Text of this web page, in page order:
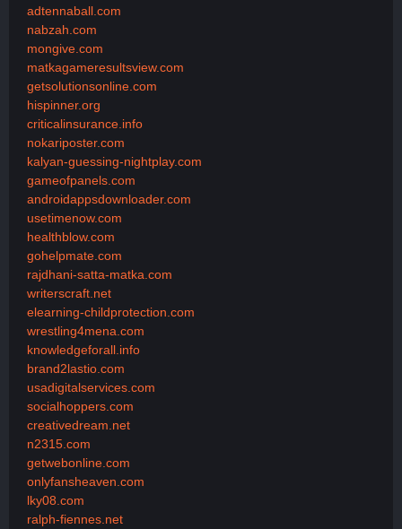
adtennaball.com
nabzah.com
mongive.com
matkagameresultsview.com
getsolutionsonline.com
hispinner.org
criticalinsurance.info
nokariposter.com
kalyan-guessing-nightplay.com
gameofpanels.com
androidappsdownloader.com
usetimenow.com
healthblow.com
gohelpmate.com
rajdhani-satta-matka.com
writerscraft.net
elearning-childprotection.com
wrestling4mena.com
knowledgeforall.info
brand2lastio.com
usadigitalservices.com
socialhoppers.com
creativedream.net
n2315.com
getwebonline.com
onlyfansheaven.com
lky08.com
ralph-fiennes.net